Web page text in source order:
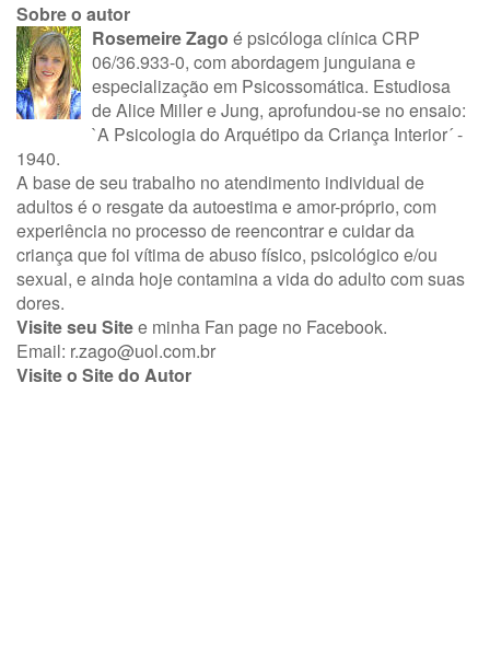
Sobre o autor
Rosemeire Zago é psicóloga clínica CRP
06/36.933-0, com abordagem junguiana e
especialização em Psicossomática. Estudiosa
de Alice Miller e Jung, aprofundou-se no ensaio:
`A Psicologia do Arquétipo da Criança Interior´ -
1940.
A base de seu trabalho no atendimento individual de
adultos é o resgate da autoestima e amor-próprio, com
experiência no processo de reencontrar e cuidar da
criança que foi vítima de abuso físico, psicológico e/ou
sexual, e ainda hoje contamina a vida do adulto com suas
dores.
Visite seu Sitee minha Fan page no Facebook.
Email: r.zago@uol.com.br
Visite o Site do Autor